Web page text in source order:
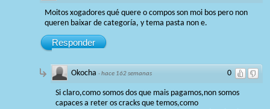
Moitos xogadores qué quere o compos son moi bos pero non
queren baixar de categoría, y tema pasta non e.
Responder
0
Okocha ·hace 162 semanas
Si claro,como somos dos que mais pagamos,non somos
capaces a reter os cracks que temos,como